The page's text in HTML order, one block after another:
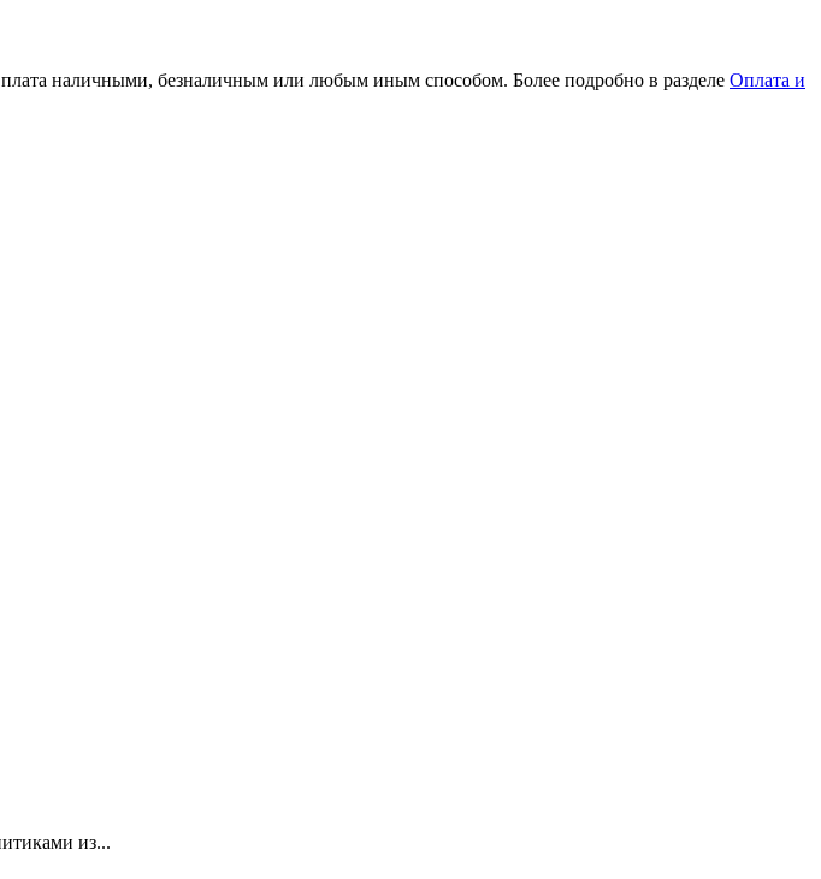
наличными, безналичным или любым иным способом. Более подробно в разделе Оплата и
из...